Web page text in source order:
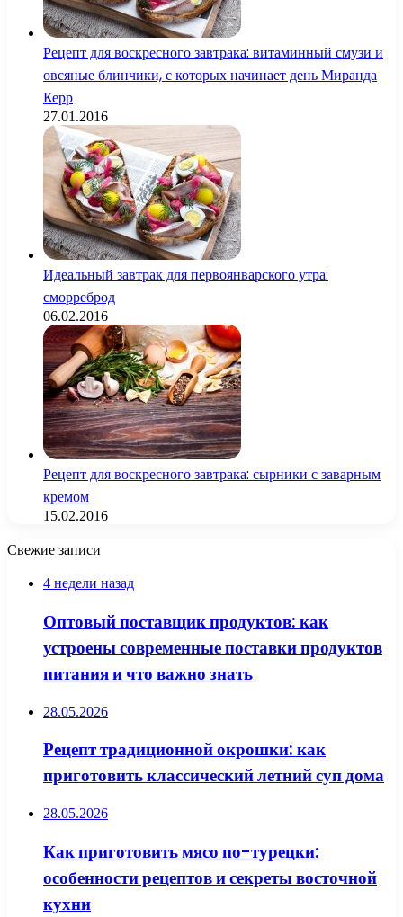
Рецепт для воскресного завтрака: витаминный смузи и
овсяные блинчики, с которых начинает день Миранда
Керр
27.01.2016
Идеальный завтрак для первоянварского утра:
сморреброд
06.02.2016
Рецепт для воскресного завтрака: сырники с заварным
кремом
15.02.2016
Свежие записи
4 недели назад
Оптовый поставщик продуктов: как
устроены современные поставки продуктов
питания и что важно знать
28.05.2026
Рецепт традиционной окрошки: как
приготовить классический летний суп дома
28.05.2026
Как приготовить мясо по-турецки:
особенности рецептов и секреты восточной
кухни